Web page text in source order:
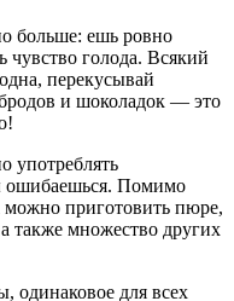
больше: ешь ровно
чувство голода. Всякий
перекусывай
и шоколадок — это
употреблять
ошибаешься. Помимо
можно приготовить пюре,
также множество других
одинаковое для всех